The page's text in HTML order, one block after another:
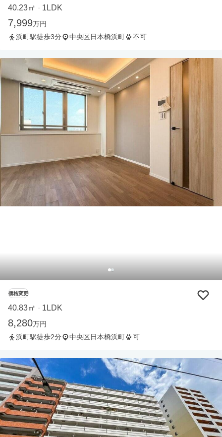
40.23㎡ ・ 1LDK
7,999万円
浜町駅徒歩3分
中央区日本橋浜町 不可
価格変更
40.83㎡ ・ 1LDK
8,280万円
浜町駅徒歩2分
中央区日本橋浜町 可